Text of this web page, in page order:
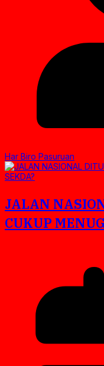
Har Biro Pasuruan
JALAN
CUKUP